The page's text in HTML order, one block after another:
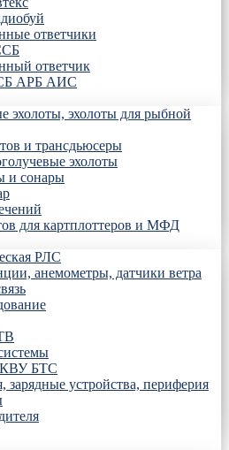
ответчики
ответчик
АРБ АИС
эхолоты, эхолоты для рыбной
и трансдьюсеры
эхолоты
и сонары
для картплоттеров и МФД
РЛС
анемометры, датчики ветра
КВУ БТС
зарядные устройства, периферия